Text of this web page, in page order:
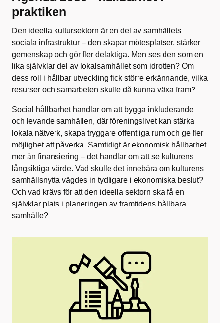
praktiken
Den ideella kultursektorn är en del av samhällets
sociala infrastruktur – den skapar mötesplatser, stärker
gemenskap och gör fler delaktiga. Men ses den som en
lika självklar del av lokalsamhället som idrotten? Om
dess roll i hållbar utveckling fick större erkännande, vilka
resurser och samarbeten skulle då kunna växa fram?
Social hållbarhet handlar om att bygga inkluderande
och levande samhällen, där föreningslivet kan stärka
lokala nätverk, skapa tryggare offentliga rum och ge fler
möjlighet att påverka. Samtidigt är ekonomisk hållbarhet
mer än finansiering – det handlar om att se kulturens
långsiktiga värde. Vad skulle det innebära om kulturens
samhällsnytta vägdes in tydligare i ekonomiska beslut?
Och vad krävs för att den ideella sektorn ska få en
självklar plats i planeringen av framtidens hållbara
samhälle?